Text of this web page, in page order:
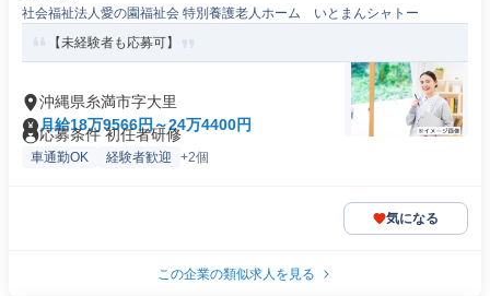
社会福祉法人愛の園福祉会 特別養護老人ホーム いとまんシャトー
【未経験者も応募可】
沖縄県糸満市字大里
月給18万9566円～24万4400円
応募条件 初任者研修
車通勤OK 経験者歓迎 +2個
気になる
この企業の類似求人を見る